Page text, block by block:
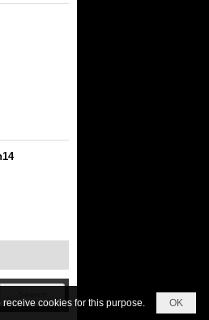
OK
cookies for this purpose.